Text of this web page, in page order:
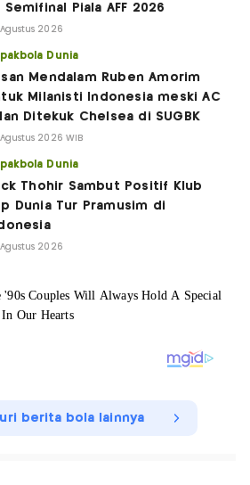
Semifinal Piala AFF 2026
2026
Dunia
Mendalam Ruben Amorim
Milanisti Indonesia meski AC
Ditekuk Chelsea di SUGBK
2026 WIB
Dunia
Thohir Sambut Positif Klub
Dunia Tur Pramusim di
2026
berita bola lainnya